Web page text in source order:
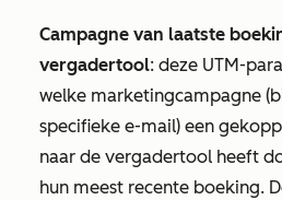
Campagne van laatste
vergadertool: deze UTM-
welke marketingcampagne
specifieke e-mail) een
naar de vergadertool heeft
hun meest recente boeking.